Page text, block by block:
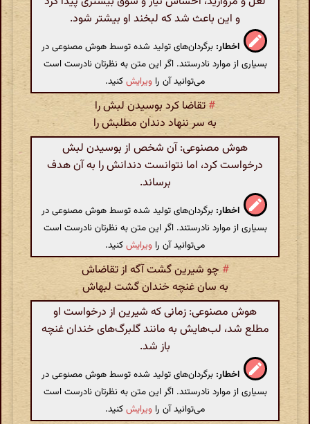
و این باعث شد که لبخند او بیشتر شود.
اخطار: برگردان‌های تولید شده توسط هوش مصنوعی در
بسیاری از موارد نادرستند. اگر این متن به نظرتان نادرست است
می‌توانید آن را ویرایشکنید.
# تقاضا کرد بوسیدن لبش را
به سر ننهاد دندان مطلبش را
هوش مصنوعی: آن شخص از بوسیدن لبش
درخواست کرد، اما نتوانست دندانش را به آن هدف
برساند.
اخطار: برگردان‌های تولید شده توسط هوش مصنوعی در
بسیاری از موارد نادرستند. اگر این متن به نظرتان نادرست است
می‌توانید آن را ویرایشکنید.
#چو شیرین گشت آگه از تقاضاش
به سان غنچه خندان گشت لبهاش
هوش مصنوعی: زمانی که شیرین از درخواست او
مطلع شد، لب‌هایش به مانند گلبرگ‌های خندان غنچه
باز شد.
اخطار: برگردان‌های تولید شده توسط هوش مصنوعی در
بسیاری از موارد نادرستند. اگر این متن به نظرتان نادرست است
می‌توانید آن را ویرایشکنید.